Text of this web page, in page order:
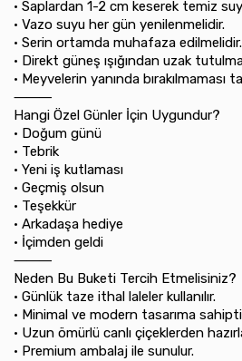
•⁠ ⁠Saplardan 1-2 cm keserek temiz
•⁠ ⁠Vazo suyu her gün yenilenmelidir.
•⁠ ⁠Serin ortamda muhafaza edilmelidir.
•⁠ ⁠Direkt güneş ışığından uzak
•⁠ ⁠Meyvelerin yanında bırakılmaması
⸻
Hangi Özel Günler İçin Uygundur?
•⁠ ⁠Doğum günü
•⁠ ⁠Tebrik
•⁠ ⁠Yeni iş kutlaması
•⁠ ⁠Geçmiş olsun
•⁠ ⁠Teşekkür
•⁠ ⁠Arkadaşa hediye
•⁠ ⁠İçimden geldi
⸻
Neden Bu Buketi Tercih Etmelisiniz?
•⁠ ⁠Günlük taze ithal laleler kullanılır.
•⁠ ⁠Minimal ve modern tasarıma
•⁠ ⁠Uzun ömürlü canlı çiçeklerden
•⁠ ⁠Premium ambalaj ile sunulur.